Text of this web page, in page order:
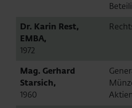
Dr. Karin Rest,
EMBA,
1972
Mag. Gerhard
Starsich,
1960